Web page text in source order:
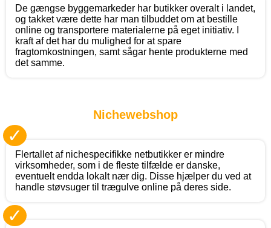
De gængse byggemarkeder har butikker overalt i landet,
og takket være dette har man tilbuddet om at bestille
online og transportere materialerne på eget initiativ. I
kraft af det har du mulighed for at spare
fragtomkostningen, samt sågar hente produkterne med
det samme.
Nichewebshop
✓
Flertallet af nichespecifikke netbutikker er mindre
virksomheder, som i de fleste tilfælde er danske,
eventuelt endda lokalt nær dig. Disse hjælper du ved at
handle støvsuger til trægulve online på deres side.
✓